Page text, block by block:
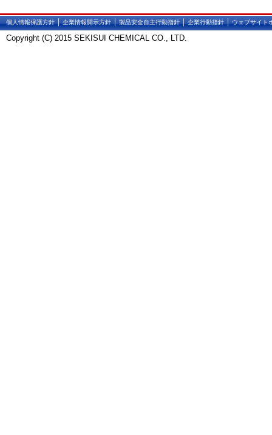
個人情報保護方針｜企業情報開示方針｜製品安全自主行動指針｜企業行動指針｜ウェブサイト
Copyright (C) 2015 SEKISUI CHEMICAL CO., LTD.